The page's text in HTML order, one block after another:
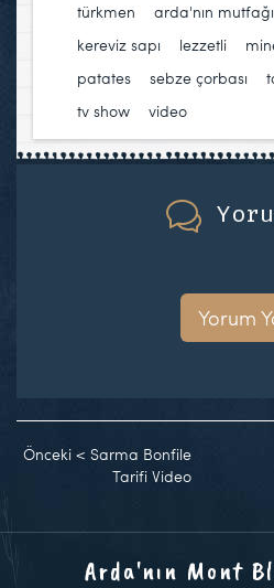
türkmen
arda'nın mutfağı
kereviz sapı
lezzetli
patates
sebze çorbası
tv show
video
Yorum
Önceki < Sarma Bonfile
Tarifi Video
Arda'nın Mont